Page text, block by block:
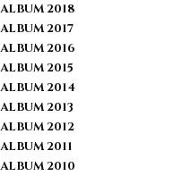
ALBUM 2018
ALBUM 2017
ALBUM 2016
ALBUM 2015
ALBUM 2014
ALBUM 2013
ALBUM 2012
ALBUM 2011
ALBUM 2010